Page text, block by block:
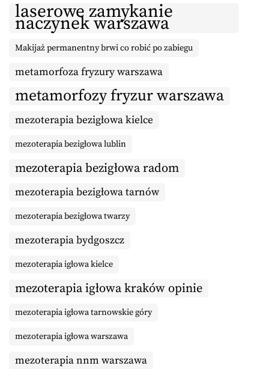
laserowe zamykanie
naczynek warszawa
Makijaż permanentny brwi co robić po zabiegu
metamorfoza fryzury warszawa
metamorfozy fryzur warszawa
mezoterapia bezigłowa kielce
mezoterapia bezigłowa lublin
mezoterapia bezigłowa radom
mezoterapia bezigłowa tarnów
mezoterapia bezigłowa twarzy
mezoterapia bydgoszcz
mezoterapia igłowa kielce
mezoterapia igłowa kraków opinie
mezoterapia igłowa tarnowskie góry
mezoterapia igłowa warszawa
mezoterapia nnm warszawa